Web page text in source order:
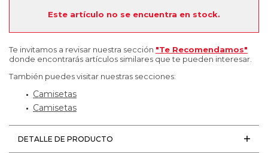
Este artículo no se encuentra en stock.
Te invitamos a revisar nuestra sección "Te Recomendamos"
donde encontrarás artículos similares que te pueden interesar.
También puedes visitar nuestras secciones:
Camisetas
Camisetas
DETALLE DE PRODUCTO